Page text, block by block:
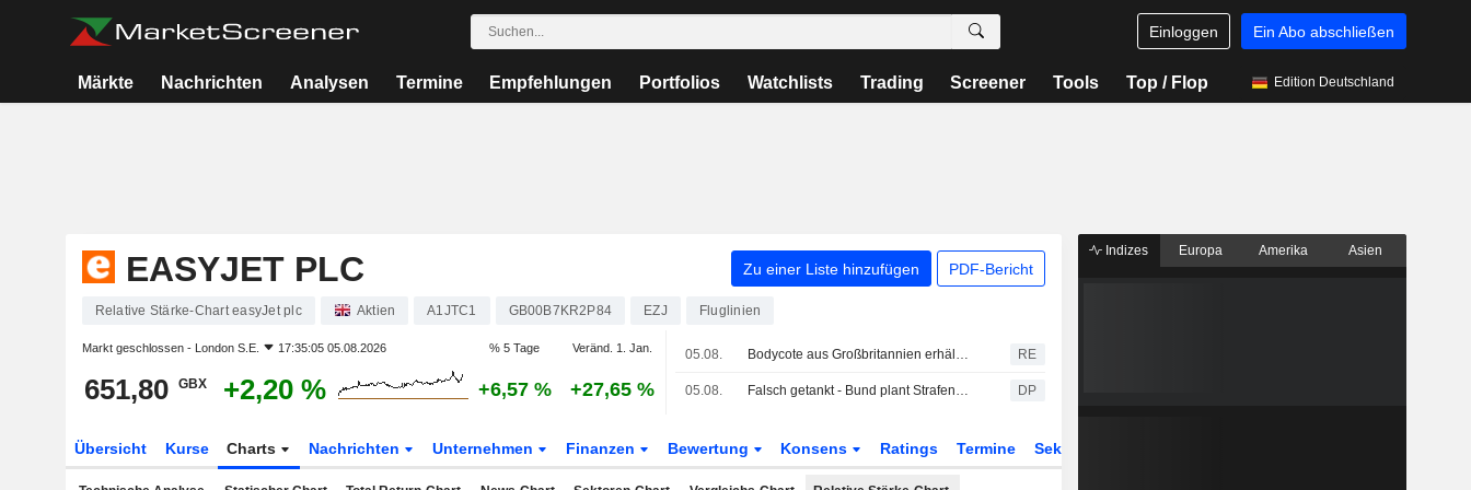
Einloggen Ein Abo abschließen
Märkte Nachrichten Analysen Termine Empfehlungen Portfolios Watchlists Trading Screener Tools Top / Flop Edition Deutschland
EASYJET PLC Zu einer Liste hinzufügen PDF-Bericht
Relative Stärke-Chart easyJet plc Aktien A1JTC1 GB00B7KR2P84 EZJ Fluglinien
Markt geschlossen - London S.E. 17:35:05 05.08.2026 % 5 Tage Veränd. 1. Jan.
651,80 GBX +2,20 % +6,57 % +27,65 %
05.08. Bodycote aus Großbritannien erhält Rivalen-Offerten über 2 Mrd. USD von CVC und Veritas Capital RE
05.08. Falsch getankt - Bund plant Strafen für Airlines DP
Übersicht Kurse Charts Nachrichten Unternehmen Finanzen Bewertung Konsens Ratings Termine Sektor
Indizes Europa Amerika Asien